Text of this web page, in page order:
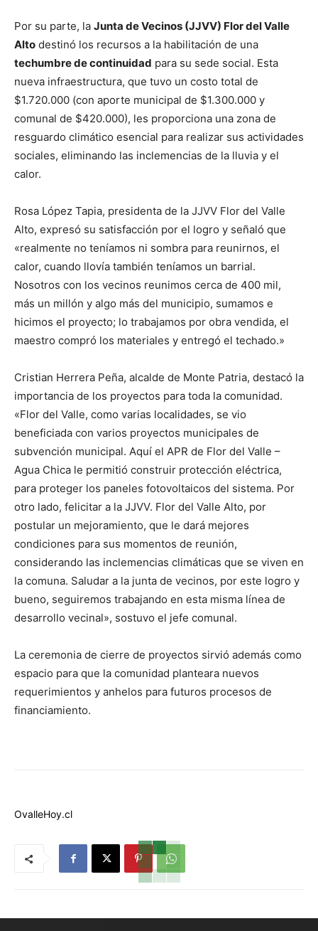
Por su parte, la Junta de Vecinos (JJVV) Flor del Valle
Alto destinó los recursos a la habilitación de una
techumbre de continuidad para su sede social. Esta
nueva infraestructura, que tuvo un costo total de
$1.720.000 (con aporte municipal de $1.300.000 y
comunal de $420.000), les proporciona una zona de
resguardo climático esencial para realizar sus actividades
sociales, eliminando las inclemencias de la lluvia y el
calor.
Rosa López Tapia, presidenta de la JJVV Flor del Valle
Alto, expresó su satisfacción por el logro y señaló que
«realmente no teníamos ni sombra para reunirnos, el
calor, cuando llovía también teníamos un barrial.
Nosotros con los vecinos reunimos cerca de 400 mil,
más un millón y algo más del municipio, sumamos e
hicimos el proyecto; lo trabajamos por obra vendida, el
maestro compró los materiales y entregó el techado.»
Cristian Herrera Peña, alcalde de Monte Patria, destacó la
importancia de los proyectos para toda la comunidad.
«Flor del Valle, como varias localidades, se vio
beneficiada con varios proyectos municipales de
subvención municipal. Aquí el APR de Flor del Valle –
Agua Chica le permitió construir protección eléctrica,
para proteger los paneles fotovoltaicos del sistema. Por
otro lado, felicitar a la JJVV. Flor del Valle Alto, por
postular un mejoramiento, que le dará mejores
condiciones para sus momentos de reunión,
considerando las inclemencias climáticas que se viven en
la comuna. Saludar a la junta de vecinos, por este logro y
bueno, seguiremos trabajando en esta misma línea de
desarrollo vecinal», sostuvo el jefe comunal.
La ceremonia de cierre de proyectos sirvió además como
espacio para que la comunidad planteara nuevos
requerimientos y anhelos para futuros procesos de
financiamiento.
OvalleHoy.cl